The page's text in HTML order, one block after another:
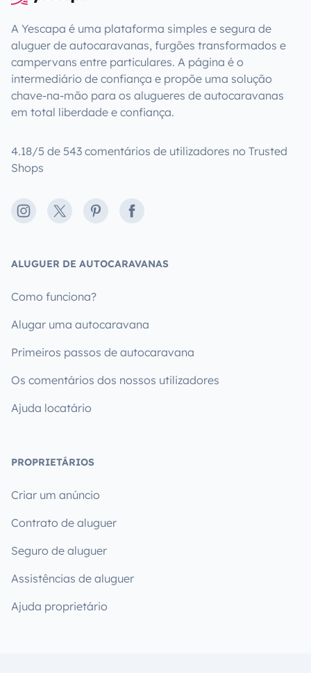
A Yescapa é uma plataforma simples e segura de
aluguer de autocaravanas, furgões transformados e
campervans entre particulares. A página é o
intermediário de confiança e propõe uma solução
chave-na-mão para os alugueres de autocaravanas
em total liberdade e confiança.
4.18/5 de 543 comentários de utilizadores no Trusted
Shops
Instagram
X PinterestFacebook
ALUGUER DE AUTOCARAVANAS
Como funciona?
Alugar uma autocaravana
Primeiros passos de autocaravana
Os comentários dos nossos utilizadores
Ajuda locatário
PROPRIETÁRIOS
Criar um anúncio
Contrato de aluguer
Seguro de aluguer
Assistências de aluguer
Ajuda proprietário